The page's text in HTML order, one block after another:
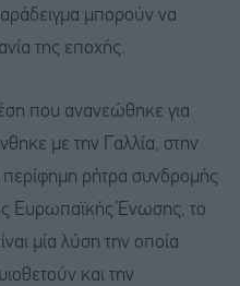
μπορούν να
της εποχής.
που ανανεώθηκε για
με την Γαλλία, στην
ρήτρα συνδρομής
Ευρωπαϊκής Ένωσης, το
μία λύση την οποία
και την